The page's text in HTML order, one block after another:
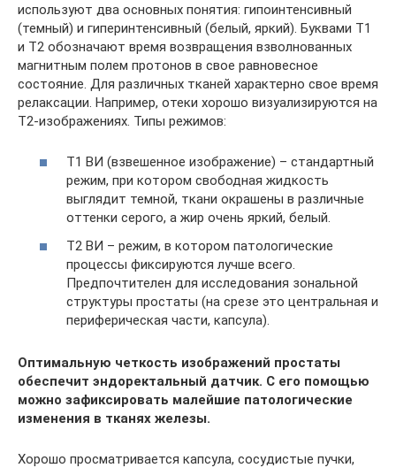
используют два основных понятия: гипоинтенсивный
(темный) и гиперинтенсивный (белый, яркий). Буквами Т1
и Т2 обозначают время возвращения взволнованных
магнитным полем протонов в свое равновесное
состояние. Для различных тканей характерно свое время
релаксации. Например, отеки хорошо визуализируются на
Т2-изображениях. Типы режимов:
Т1 ВИ (взвешенное изображение) – стандартный
режим, при котором свободная жидкость
выглядит темной, ткани окрашены в различные
оттенки серого, а жир очень яркий, белый.
Т2 ВИ – режим, в котором патологические
процессы фиксируются лучше всего.
Предпочтителен для исследования зональной
структуры простаты (на срезе это центральная и
периферическая части, капсула).
Оптимальную четкость изображений простаты
обеспечит эндоректальный датчик. С его помощью
можно зафиксировать малейшие патологические
изменения в тканях железы.
Хорошо просматривается капсула, сосудистые пучки,